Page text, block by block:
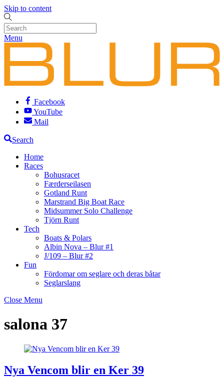
Skip to content
Menu
Facebook
YouTube
Mail
Search
Home
Races
Bohusracet
Færderseilasen
Gotland Runt
Marstrand Big Boat Race
Midsummer Solo Challenge
Tjörn Runt
Tech
Boats & Polars
Albin Nova – Blur #1
J/109 – Blur #2
Fun
Fördomar om seglare och deras båtar
Seglarslang
Close Menu
salona 37
Nya Vencom blir en Ker 39